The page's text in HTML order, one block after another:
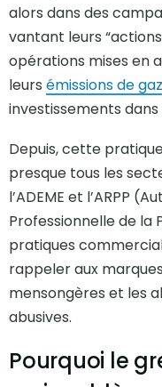
alors dans des
vantant leurs
opérations mises en
leurs émissions de
investissements dans
Depuis, cette
presque tous les
l’ADEME et l’ARPP
Professionnelle de la
pratiques
rappeler aux
mensongères et les
abusives.
Pourquoi le